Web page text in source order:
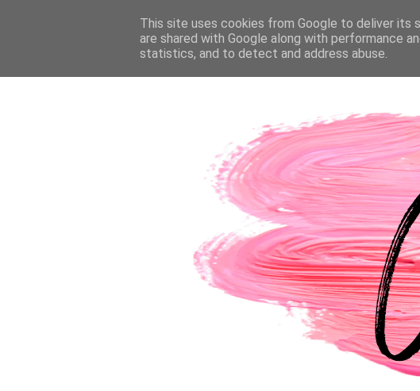
PÁGINA INICIAL SOBRE A AUTORA CONTACTOS
This site uses cookies from Google to deliver its
are shared with Google along with performance
statistics, and to detect and address abuse.